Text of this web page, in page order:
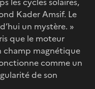
Kader Amsif. Le
un mystère. »
que le moteur
champ magnétique
comme un
de son